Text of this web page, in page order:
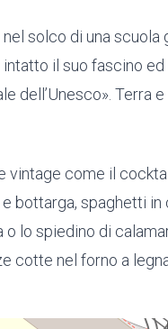
solco di una
il suo fascino
Terra
come il
bottarga, spaghetti in
lo spiedino di
nel forno a